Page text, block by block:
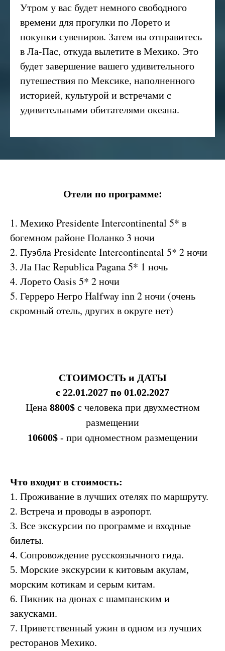
Утром у вас будет немного свободного
времени для прогулки по Лорето и
покупки сувениров. Затем вы отправитесь
в Ла-Пас, откуда вылетите в Мехико. Это
будет завершение вашего удивительного
путешествия по Мексике, наполненного
историей, культурой и встречами с
удивительными обитателями океана.
Отели по программе:
1. Мехико Presidente Intercontinental 5* в
богемном районе Поланко 3 ночи
2. Пуэбла Presidente Intercontinental 5* 2 ночи
3. Ла Пас Republica Pagana 5* 1 ночь
4. Лорето Oasis 5* 2 ночи
5. Герреро Негро Halfway inn 2 ночи (очень
скромный отель, других в округе нет)
СТОИМОСТЬ и ДАТЫ
с 22.01.2027 по 01.02.2027
Цена 8800$с человека при двухместном
размещении
10600$- при одноместном размещении
Что входит в стоимость:
1. Проживание в лучших отелях по маршруту.
2. Встреча и проводы в аэропорт.
3. Все экскурсии по программе и входные
билеты.
4. Сопровождение русскоязычного гида.
5. Морские экскурсии к китовым акулам,
морским котикам и серым китам.
6. Пикник на дюнах с шампанским и
закусками.
7. Приветственный ужин в одном из лучших
ресторанов Мехико.